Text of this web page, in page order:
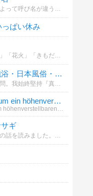
イオンの前身が沢山あるのと地域によって呼び名が違うことを知ったのでお聞きしたいです。記入漏れがあったらすみません(*_ _)՞՞この中にない場合はその他へお願い致します
ぱい休み
夏の風物詩いえば？ 私は「かき氷」「花火」「きもだめし」といったところです (^_^)v
桜乃｜東京大阪外送茶｜泡泡浴・日本風俗・上門服務LINE ID：3sk6 Tg： @Saku62 G
Ergonomie und Komfort: Warum ein höhenverstellbare
Arbeiten Sie dynamischer mit einem höhenverstellbaren Schreibtisch. Bewegung im Alltag wird unterstützt und Sicherheit g
ギ
新宿御苑にある歴史的な木についての話を読みました。あなたはこの木の魅力をどう感じますか？